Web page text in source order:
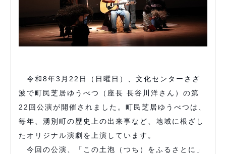
令和8年3月22日（日曜日）、文化センターさざ
波で町民芝居ゆうべつ（座長 長谷川洋さん）の第
22回公演が開催されました。町民芝居ゆうべつは、
毎年、湧別町の歴史上の出来事など、地域に根ざし
たオリジナル演劇を上演しています。
今回の公演、「この土泡（つち）をふるさとに」